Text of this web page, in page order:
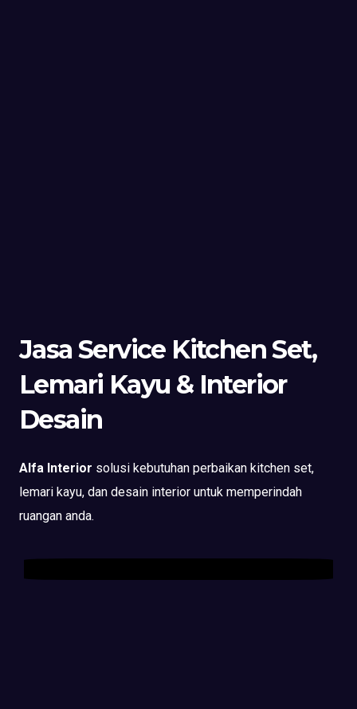
Jasa Service Kitchen Set,
Lemari Kayu & Interior
Desain
Alfa Interior solusi kebutuhan perbaikan kitchen set,
lemari kayu, dan desain interior untuk memperindah
ruangan anda.